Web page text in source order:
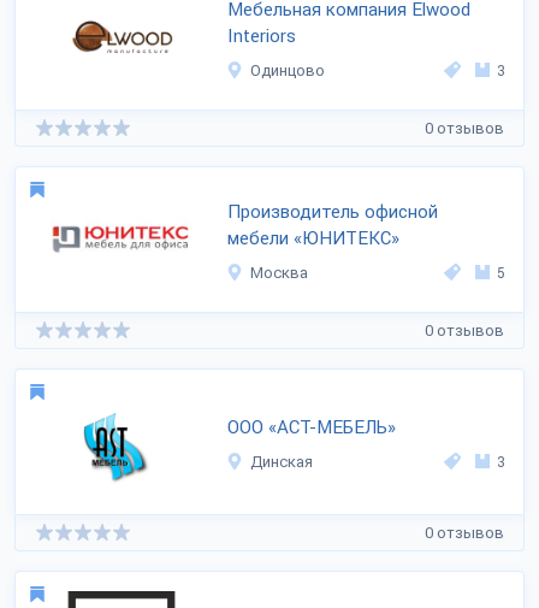
Мебельная компания Elwood
Interiors
Одинцово 3
0 отзывов
Производитель офисной
мебели «ЮНИТЕКС»
Москва 5
0 отзывов
ООО «АСТ-МЕБЕЛЬ»
Динская 3
0 отзывов